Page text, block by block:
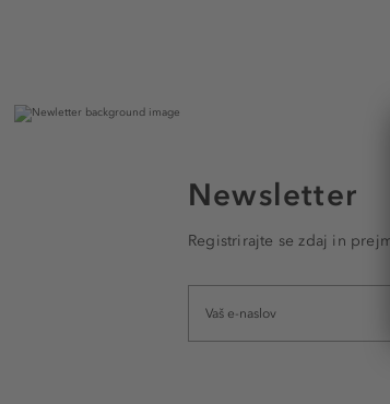
Newsletter
Registrirajte se zdaj in